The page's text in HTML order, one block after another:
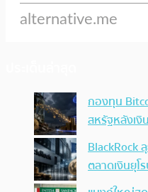
กองทุน
สหรัฐหลังเ
BlackRock
ตลาดเงินยุโ